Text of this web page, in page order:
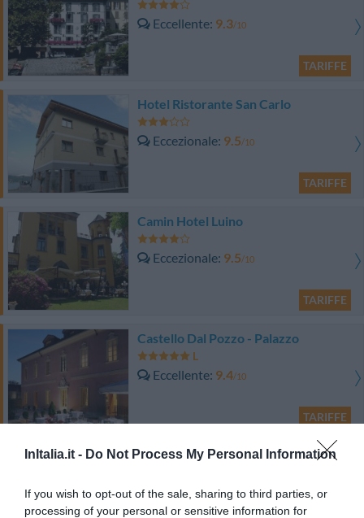
InItalia.it - Do Not Process My Personal Information
If you wish to opt-out of the sale, sharing to third parties, or
processing of your personal or sensitive information for
Eccellente 9.3/10
TARIFFE
Hotel Ristorante San Carlo
Eccezionale 9.5/10
TARIFFE
Camin Hotel Luino
Eccezionale 9.5/10
TARIFFE
Castello Dal Pozzo - Palazzo
Eccellente 9.4/10
TARIFFE
Questo hotel ha TARIFFE PRIVATE InItalia Club!
Eccezionale 9.7/10